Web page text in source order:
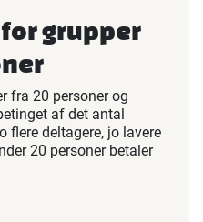
grupper
fra 20 personer og
af det antal
flere deltagere, jo lavere
20 personer betaler